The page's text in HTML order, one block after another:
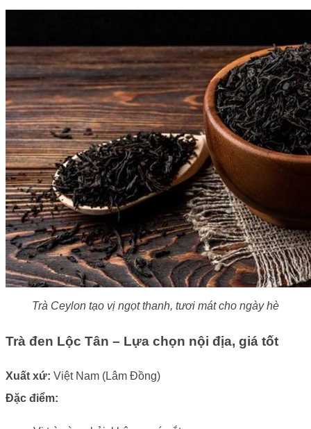
Trà Ceylon tạo vị ngọt thanh, tươi mát cho ngày hè
Trà đen Lộc Tân – Lựa chọn nội địa, giá tốt
Xuất xứ: Việt Nam (Lâm Đồng)
Đặc điểm: